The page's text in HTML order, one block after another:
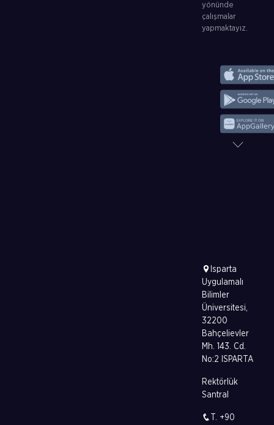
yönünde
çalışmalar
yapmaktayız.
Isparta
Uygulamalı
Bilimler
Üniversitesi,
32200
Bahçelievler
Mh. 143. Cd.
No:2 ISPARTA
Rektörlük
Santral
T. +90